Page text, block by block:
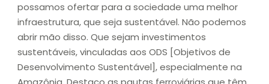
possamos ofertar para a sociedade uma melhor
infraestrutura, que seja sustentável. Não podemos
abrir mão disso. Que sejam investimentos
sustentáveis, vinculadas aos ODS [Objetivos de
Desenvolvimento Sustentável], especialmente na